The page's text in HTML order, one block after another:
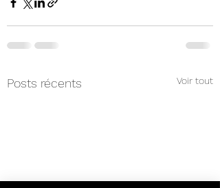
Posts récents Voir tout